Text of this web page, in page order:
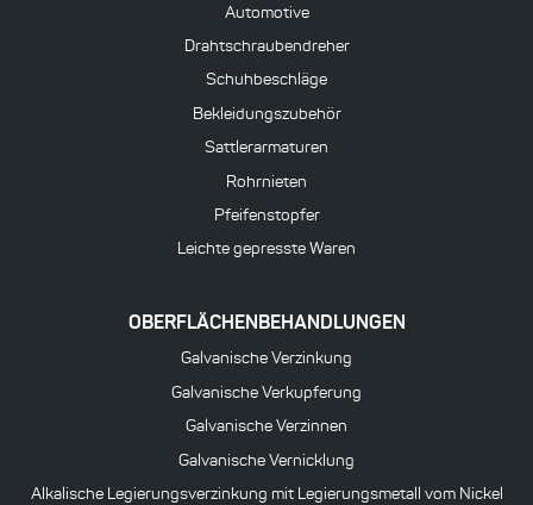
Automotive
Drahtschraubendreher
Schuhbeschläge
Bekleidungszubehör
Sattlerarmaturen
Rohrnieten
Pfeifenstopfer
Leichte gepresste Waren
OBERFLÄCHENBEHANDLUNGEN
Galvanische Verzinkung
Galvanische Verkupferung
Galvanische Verzinnen
Galvanische Vernicklung
Alkalische Legierungsverzinkung mit Legierungsmetall vom Nickel